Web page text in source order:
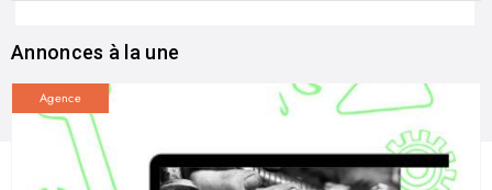
Annonces à la une
Agence